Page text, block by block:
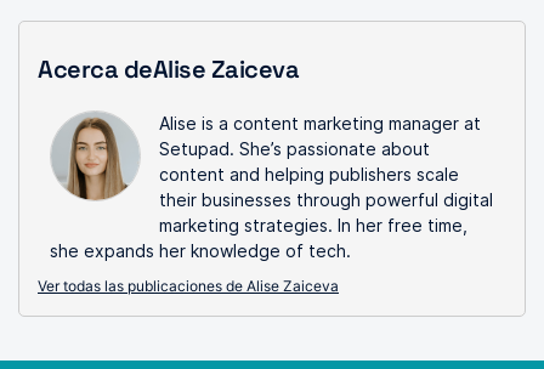
Acerca deAlise Zaiceva
Alise is a content marketing manager at
Setupad. She’s passionate about
content and helping publishers scale
their businesses through powerful digital
marketing strategies. In her free time,
she expands her knowledge of tech.
Ver todas las publicaciones de Alise Zaiceva